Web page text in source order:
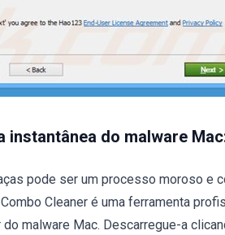
instantânea do malware
pode ser um processo moroso e
Cleaner é uma ferramenta
malware Mac. Descarregue-a